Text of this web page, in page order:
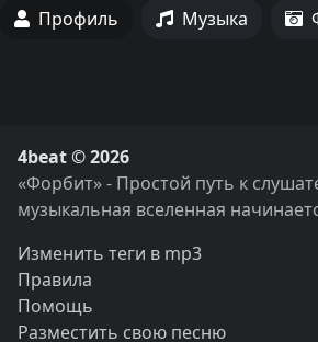
Профиль Музыка
4beat © 2026
«Форбит» - Простой путь к
музыкальная вселенная
Изменить теги в mp3
Правила
Помощь
Разместить свою песню